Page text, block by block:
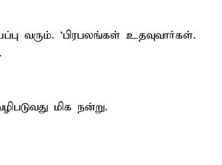
வரும். ‘பிரபலங்கள் உதவுவார்கள்.
மிக நன்று.